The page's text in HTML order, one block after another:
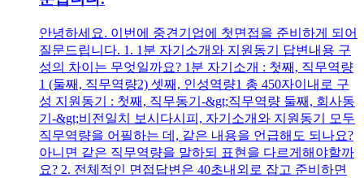
안녕하세요. 이번에 중견기업에 첫면접을 준비하게 되어
질문드립니다. 1. 1분 자기소개와 지원동기 답변내용 구
성의 차이는 무엇일까요? 1분 자기소개 : 첫째, 직무역량
1 (둘째, 직무역량2) 셋째, 인성역량1 총 450자이내로 구
성 지원동기 : 첫째, 직무동기-&gt;직무역량 둘째, 회사동
기-&gt;비전일치 보시다시피, 자기소개와 지원동기 모두
직무역량을 어필하는 데, 같은 내용을 언급해도 되나요?
아니면 같은 직무역량을 말하되 표현을 다르게해야할까
요? 2. 전체적인 면접답변은 40초내외로 잡고 준비하면